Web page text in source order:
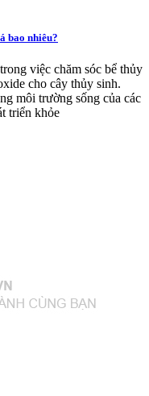
bao nhiêu?
việc chăm sóc bể thủy
cho cây thủy sinh.
môi trường sống của các
triển khỏe